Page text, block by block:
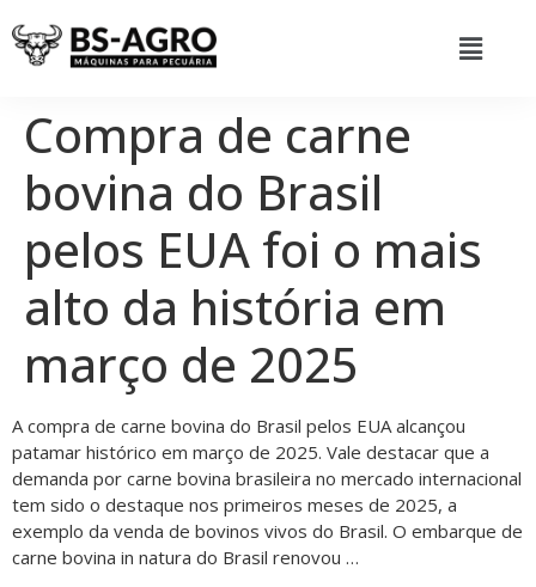
Compra de carne
bovina do Brasil
pelos EUA foi o mais
alto da história em
março de 2025
A compra de carne bovina do Brasil pelos EUA alcançou
patamar histórico em março de 2025. Vale destacar que a
demanda por carne bovina brasileira no mercado internacional
tem sido o destaque nos primeiros meses de 2025, a
exemplo da venda de bovinos vivos do Brasil. O embarque de
carne bovina in natura do Brasil renovou …